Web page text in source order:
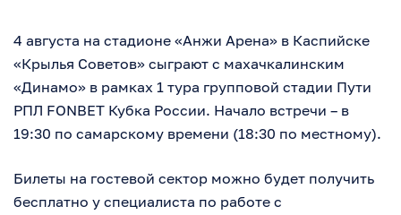
4 августа на стадионе «Анжи Арена» в Каспийске
«Крылья Советов» сыграют с махачкалинским
«Динамо» в рамках 1 тура групповой стадии Пути
РПЛ FONBET Кубка России. Начало встречи – в
19:30 по самарскому времени (18:30 по местному).
Билеты на гостевой сектор можно будет получить
бесплатно у специалиста по работе с